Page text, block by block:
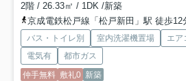
2階 / 26.33㎡ / 1DK /新築
京成電鉄松戸線「松戸新田」駅 徒歩12
バス・トイレ別 室内洗濯機置場 エア
電気有
都市ガス
仲手無料 敷礼0 新築